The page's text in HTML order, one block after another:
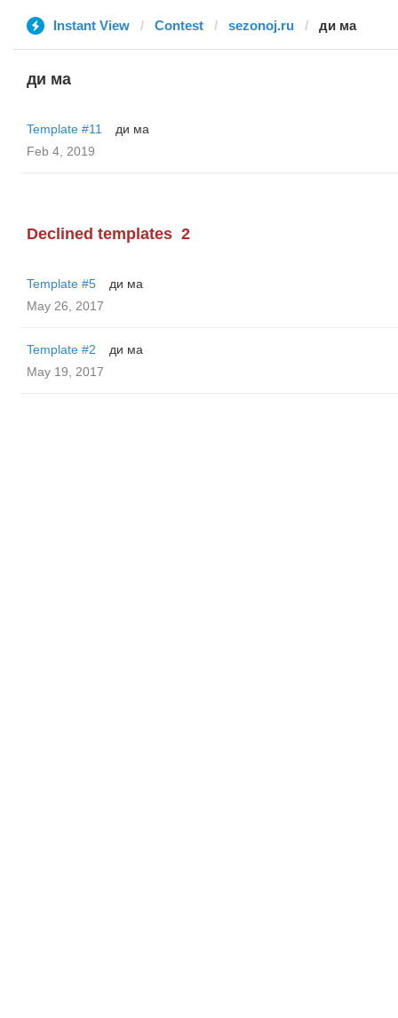
Instant View Contest sezonoj.ru ди ма
ди ма
Template #11
ди ма
Feb 4, 2019
Declined templates 2
Template #5
ди ма
May 26, 2017
Template #2
ди ма
May 19, 2017